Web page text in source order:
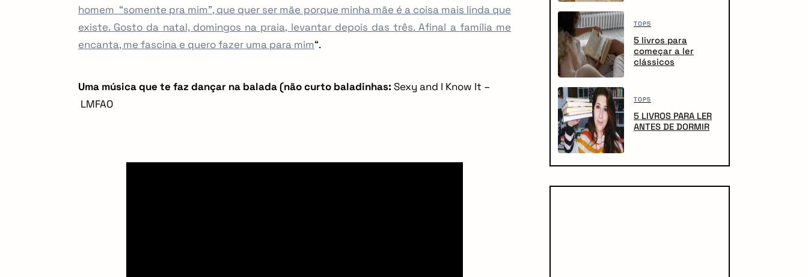
homem “somente pra mim”, que quer ser mãe porque minha mãe é a coisa mais linda que
existe. Gosto da natal, domingos na praia, levantar depois das três. Afinal a família me
encanta, me fascina e quero fazer uma para mim“.
Uma música que te faz dançar na balada (não curto baladinhas: Sexy and I Know It –
LMFAO
TOP5
5 livros para
começar a ler
clássicos
TOP5
5 LIVROS PARA LER
ANTES DE DORMIR